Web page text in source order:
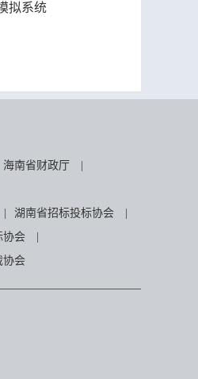
拟系统
海南省财政厅
湖南省招标投标协会
协会
协会